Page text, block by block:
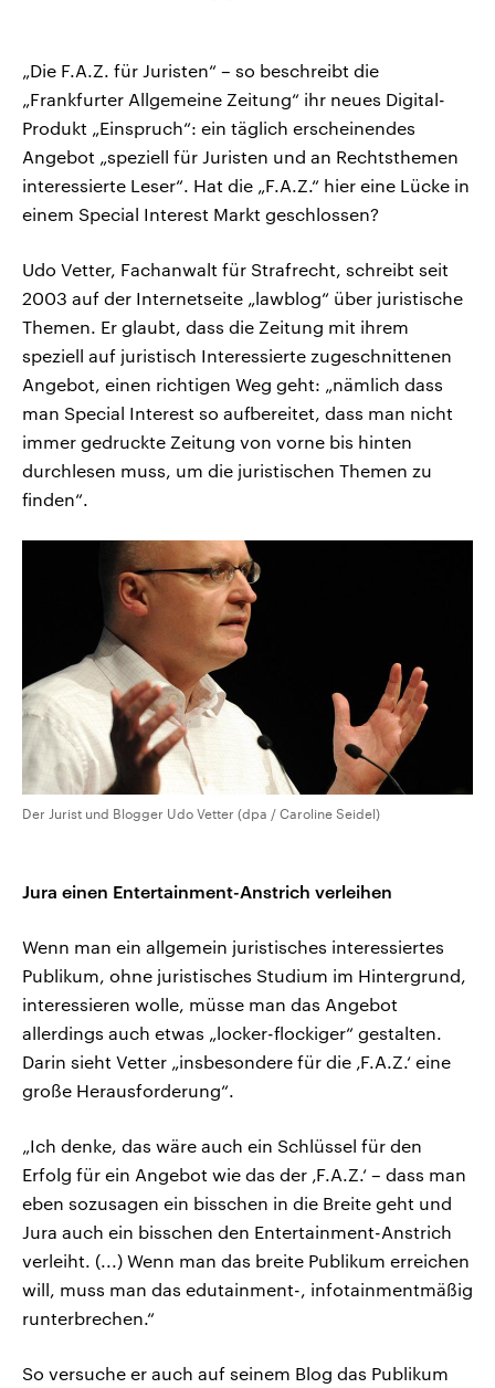
„Die F.A.Z. für Juristen“ – so beschreibt die
„Frankfurter Allgemeine Zeitung“ ihr neues Digital-
Produkt „Einspruch“: ein täglich erscheinendes
Angebot „speziell für Juristen und an Rechtsthemen
interessierte Leser“. Hat die „F.A.Z.“ hier eine Lücke in
einem Special Interest Markt geschlossen?
Udo Vetter, Fachanwalt für Strafrecht, schreibt seit
2003 auf der Internetseite „lawblog“ über juristische
Themen. Er glaubt, dass die Zeitung mit ihrem
speziell auf juristisch Interessierte zugeschnittenen
Angebot, einen richtigen Weg geht: „nämlich dass
man Special Interest so aufbereitet, dass man nicht
immer gedruckte Zeitung von vorne bis hinten
durchlesen muss, um die juristischen Themen zu
finden“.
Der Jurist und Blogger Udo Vetter (dpa / Caroline Seidel)
Jura einen Entertainment-Anstrich verleihen
Wenn man ein allgemein juristisches interessiertes
Publikum, ohne juristisches Studium im Hintergrund,
interessieren wolle, müsse man das Angebot
allerdings auch etwas „locker-flockiger“ gestalten.
Darin sieht Vetter „insbesondere für die ‚F.A.Z.‘ eine
große Herausforderung“.
„Ich denke, das wäre auch ein Schlüssel für den
Erfolg für ein Angebot wie das der ‚F.A.Z.‘ – dass man
eben sozusagen ein bisschen in die Breite geht und
Jura auch ein bisschen den Entertainment-Anstrich
verleiht. (...) Wenn man das breite Publikum erreichen
will, muss man das edutainment-, infotainmentmäßig
runterbrechen.“
So versuche er auch auf seinem Blog das Publikum